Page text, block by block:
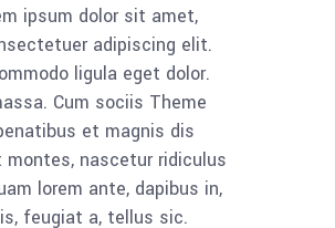
ipsum dolor sit amet,
adipiscing elit.
ligula eget dolor.
Cum sociis Theme
et magnis dis
montes, nascetur ridiculus
lorem ante, dapibus in,
feugiat a, tellus sic.